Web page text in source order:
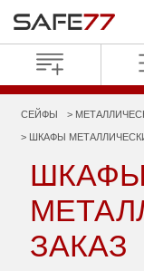
СЕЙФЫ
ШКАФЫ
ШКАФЫ
ЗАКАЗ